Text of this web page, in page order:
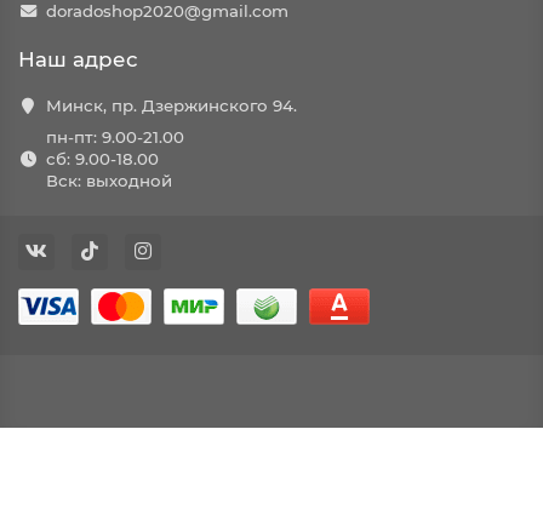
doradoshop2020@gmail.com
Наш адрес
Минск, пр. Дзержинского 94.
пн-пт: 9.00-21.00
сб: 9.00-18.00
Вск: выходной